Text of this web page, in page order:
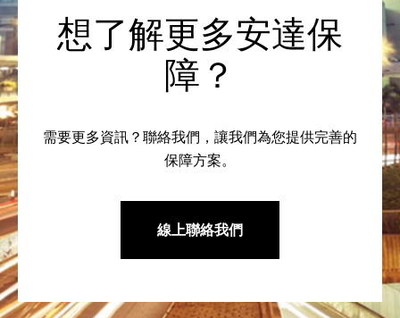
想了解更多安達保
障？
需要更多資訊？聯絡我們，讓我們為您提供完善的
保障方案。
線上聯絡我們